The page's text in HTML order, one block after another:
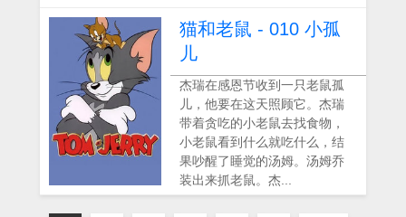
猫和老鼠 - 010 小孤
儿
杰瑞在感恩节收到一只老鼠孤
儿，他要在这天照顾它。杰瑞
带着贪吃的小老鼠去找食物，
小老鼠看到什么就吃什么，结
果吵醒了睡觉的汤姆。汤姆乔
装出来抓老鼠。杰...